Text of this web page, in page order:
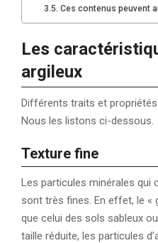
Ces contenus peuvent
Les
argileux
Différents traits et
Nous les listons ci-dessous.
Texture fine
Les particules minérales qui
sont très fines. En effet, le «
que celui des sols sableux
taille réduite, les particules